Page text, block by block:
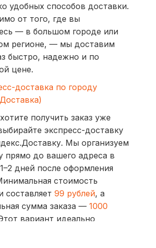
удобных способов доставки.
от того, где вы
— в большом городе или
регионе, — мы доставим
быстро, надежно и по
цене.
доставка по городу
получить заказ уже
экспресс-доставку
Мы организуем
прямо до вашего адреса в
дней после оформления
стоимость
составляет 99 рублей, а
сумма заказа — 1000
вариант идеально